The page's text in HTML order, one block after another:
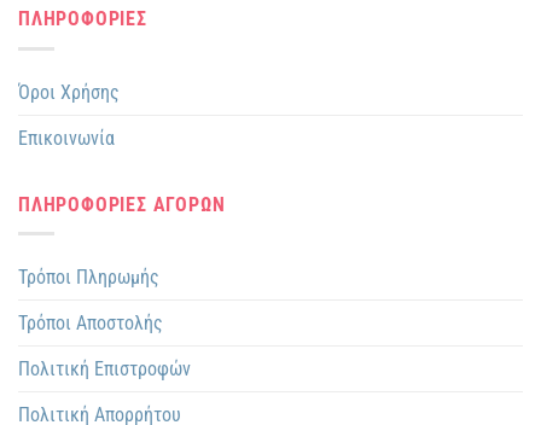
ΠΛΗΡΟΦΟΡΙΕΣ
Όροι Χρήσης
Επικοινωνία
ΠΛΗΡΟΦΟΡΙΕΣ ΑΓΟΡΩΝ
Τρόποι Πληρωμής
Τρόποι Αποστολής
Πολιτική Επιστροφών
Πολιτική Απορρήτου